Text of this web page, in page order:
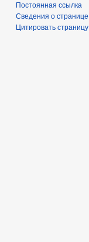
Постоянная ссылка
Сведения о странице
Цитировать страницу